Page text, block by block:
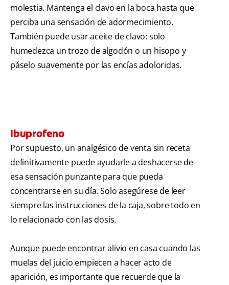
molestia. Mantenga el clavo en la boca hasta que
perciba una sensación de adormecimiento.
También puede usar aceite de clavo: solo
humedezca un trozo de algodón o un hisopo y
páselo suavemente por las encías adoloridas.
Ibuprofeno
Por supuesto, un analgésico de venta sin receta
definitivamente puede ayudarle a deshacerse de
esa sensación punzante para que pueda
concentrarse en su día. Solo asegúrese de leer
siempre las instrucciones de la caja, sobre todo en
lo relacionado con las dosis.
Aunque puede encontrar alivio en casa cuando las
muelas del juicio empiecen a hacer acto de
aparición, es importante que recuerde que la